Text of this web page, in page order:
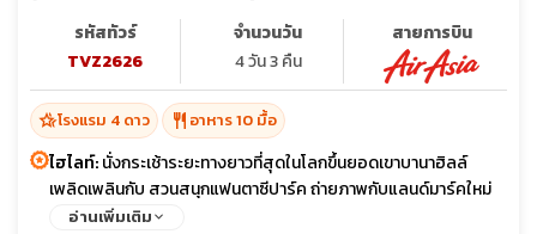
รหัสทัวร์
TVZ2626
จำนวนวัน
4 วัน 3 คืน
สายการบิน
hotel_classโรงแรม 4 ดาว restaurant อาหาร 10 มื้อ
ไฮไลท์:นั่งกระเช้าระยะทางยาวที่สุดในโลกขึ้นยอดเขาบานาฮิลล์
เพลิดเพลินกับ สวนสนุกแฟนตาซีปาร์ค ถ่ายภาพกับแลนด์มาร์คใหม่
สะพานโกเด้นบริดจ์ ตื่นตากับโซนใหม่ Eclipse Square ชมอารยธรรม
อ่านเพิ่มเติม